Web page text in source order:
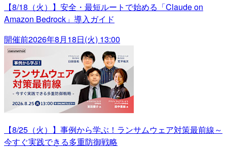
【8/18（火）】安全・最短ルートで始める「Claude on
Amazon Bedrock」導入ガイド
開催前2026年8月18日(火) 13:00
【8/25（火）】事例から学ぶ！ランサムウェア対策最前線～
今すぐ実践できる多重防御戦略